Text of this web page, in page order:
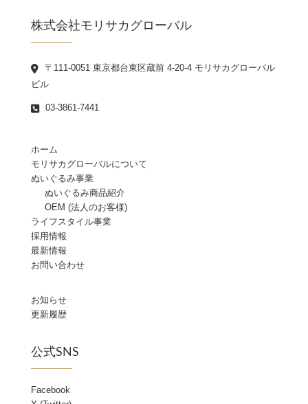
株式会社モリサカグローバル
〒111-0051 東京都台東区蔵前 4-20-4 モリサカグローバル
ビル
03-3861-7441
ホーム
モリサカグローバルについて
ぬいぐるみ事業
ぬいぐるみ商品紹介
OEM (法人のお客様)
ライフスタイル事業
採用情報
最新情報
お問い合わせ
お知らせ
更新履歴
公式SNS
Facebook